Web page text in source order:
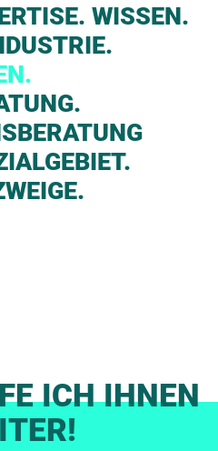
WISSEN.
ICH IHNEN